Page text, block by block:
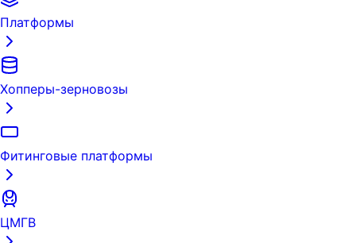
Платформы
Хопперы-зерновозы
Фитинговые платформы
ЦМГВ